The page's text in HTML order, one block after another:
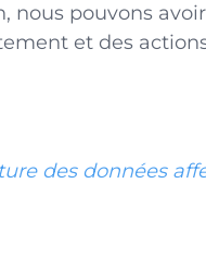
nous pouvons
et des
des données